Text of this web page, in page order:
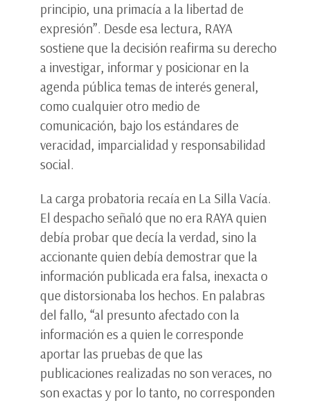
principio, una primacía a la libertad de
expresión”. Desde esa lectura, RAYA
sostiene que la decisión reafirma su derecho
a investigar, informar y posicionar en la
agenda pública temas de interés general,
como cualquier otro medio de
comunicación, bajo los estándares de
veracidad, imparcialidad y responsabilidad
social.
La carga probatoria recaía en La Silla Vacía.
El despacho señaló que no era RAYA quien
debía probar que decía la verdad, sino la
accionante quien debía demostrar que la
información publicada era falsa, inexacta o
que distorsionaba los hechos. En palabras
del fallo, “al presunto afectado con la
información es a quien le corresponde
aportar las pruebas de que las
publicaciones realizadas no son veraces, no
son exactas y por lo tanto, no corresponden